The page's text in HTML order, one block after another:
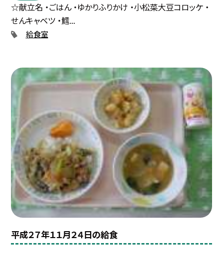
☆献立名 ・ごはん ・ゆかりふりかけ ・小松菜大豆コロッケ ・
せんキャベツ ・鱈...
給食室
平成２７年１１月２４日の給食